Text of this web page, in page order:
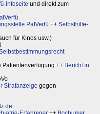
Infoseite und direkt zum
PatVerfü ++ Selbsthilfe-
für Kinos usw.)
Patientenverfügung ++ Bericht in
Strafanzeige gegen